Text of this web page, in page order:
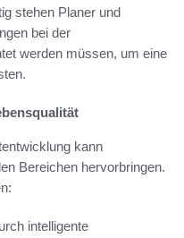
stehen Planer und
bei der
werden müssen, um eine
kann
Bereichen hervorbringen.
intelligente